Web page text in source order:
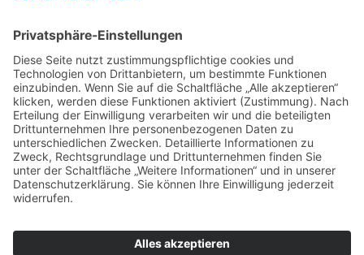
Facebook
Instagram